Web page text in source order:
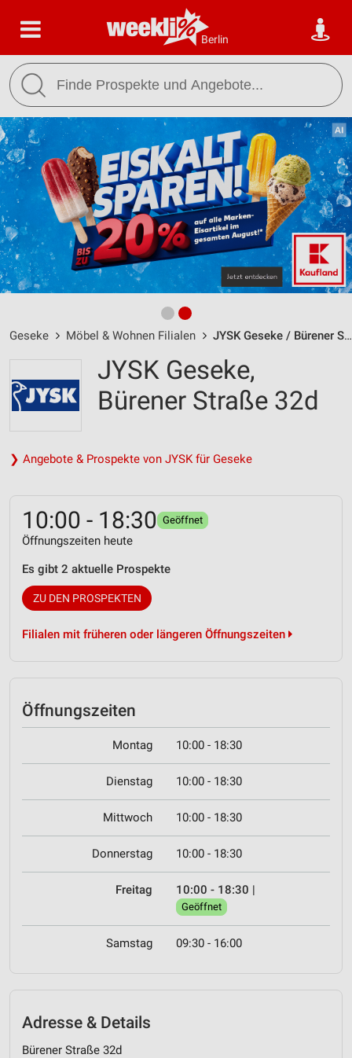
Berlin
Geseke Möbel & Wohnen Filialen JYSK Geseke / Bürener Straße 32d - Öffnungszeiten & Adresse
JYSK Geseke,
Bürener Straße 32d
❯ Angebote & Prospekte von JYSK für Geseke
10:00 - 18:30 Geöffnet
Öffnungszeiten heute
Es gibt 2 aktuelle Prospekte
ZU DEN PROSPEKTEN
Filialen mit früheren oder längeren Öffnungszeiten
Öffnungszeiten
Montag 10:00 - 18:30
Dienstag 10:00 - 18:30
Mittwoch 10:00 - 18:30
Donnerstag 10:00 - 18:30
Freitag 10:00 - 18:30 |
Geöffnet
Samstag 09:30 - 16:00
Adresse & Details
Bürener Straße 32d